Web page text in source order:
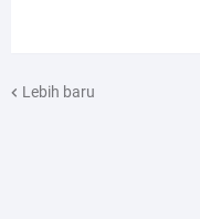
Lebih baru